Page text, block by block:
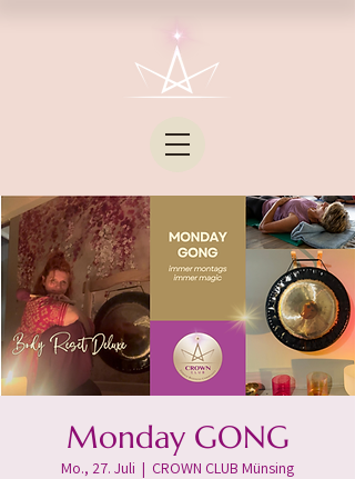
Monday GONG
Mo., 27. Juli
  |
CROWN CLUB Münsing